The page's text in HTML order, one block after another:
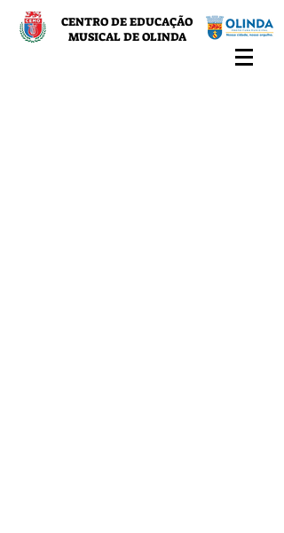
CENTRO DE EDUCAÇÃO
MUSICAL DE OLINDA